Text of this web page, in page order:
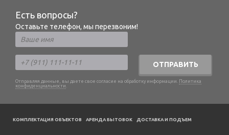
Есть вопросы?
Оставьте телефон, мы перезвоним!
ОТПРАВИТЬ
Отправляя данные, вы даете свое согласие на обработку информации. Политика
конфиденциальности .
КОМПЛЕКТАЦИЯ ОБЪЕКТОВ АРЕНДА БЫТОВОК ДОСТАВКА И ПОДЪЕМ